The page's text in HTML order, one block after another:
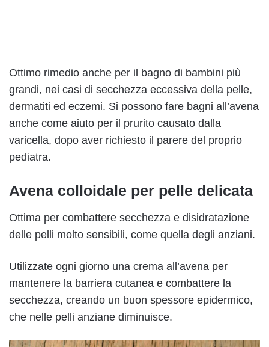
Ottimo rimedio anche per il bagno di bambini più
grandi, nei casi di secchezza eccessiva della pelle,
dermatiti ed eczemi. Si possono fare bagni all’avena
anche come aiuto per il prurito causato dalla
varicella, dopo aver richiesto il parere del proprio
pediatra.
Avena colloidale per pelle delicata
Ottima per combattere secchezza e disidratazione
delle pelli molto sensibili, come quella degli anziani.
Utilizzate ogni giorno una crema all’avena per
mantenere la barriera cutanea e combattere la
secchezza, creando un buon spessore epidermico,
che nelle pelli anziane diminuisce.